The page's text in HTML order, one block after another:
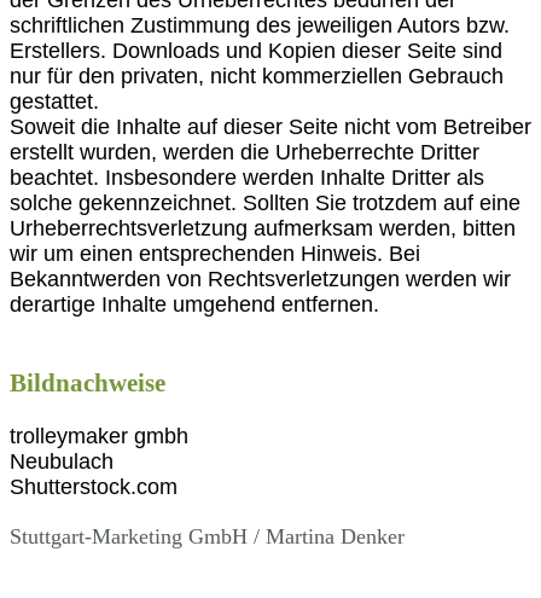
schriftlichen Zustimmung des jeweiligen Autors bzw.
Erstellers. Downloads und Kopien dieser Seite sind
nur für den privaten, nicht kommerziellen Gebrauch
gestattet.
Soweit die Inhalte auf dieser Seite nicht vom Betreiber
erstellt wurden, werden die Urheberrechte Dritter
beachtet. Insbesondere werden Inhalte Dritter als
solche gekennzeichnet. Sollten Sie trotzdem auf eine
Urheberrechtsverletzung aufmerksam werden, bitten
wir um einen entsprechenden Hinweis. Bei
Bekanntwerden von Rechtsverletzungen werden wir
derartige Inhalte umgehend entfernen.
Bildnachweise
trolleymaker gmbh
Neubulach
Shutterstock.com
Stuttgart-Marketing GmbH / Martina Denker